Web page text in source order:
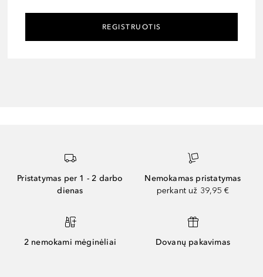
REGISTRUOTIS
Pristatymas per 1 - 2 darbo
dienas
Nemokamas pristatymas
perkant už 39,95 €
2 nemokami mėginėliai Dovanų pakavimas